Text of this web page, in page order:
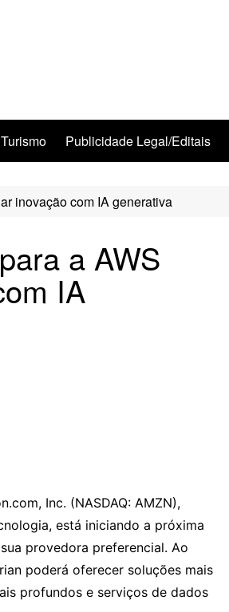
Turismo Publicidade Legal/Editais
inovação com IA generativa
a AWS
IA
Inc. (NASDAQ: AMZN),
está iniciando a próxima
provedora preferencial. Ao
poderá oferecer soluções mais
profundos e serviços de dados